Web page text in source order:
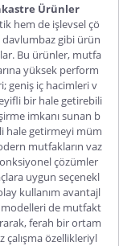
Ürünler
hem de işlevsel çö
davlumbaz gibi ürün
Bu ürünler, mutfa
yüksek perform
geniş iç hacimleri v
bir hale getirebili
imkanı sunan b
hale getirmeyi müm
mutfakların vaz
çözümler
uygun seçenekl
kullanım avantajl
de mutfakt
ferah bir ortam
çalışma özellikleriyl